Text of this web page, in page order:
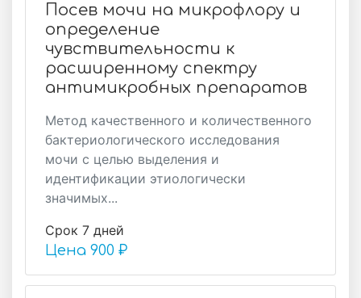
Посев мочи на микрофлору и
определение
чувствительности к
расширенному спектру
антимикробных препаратов
Метод качественного и количественного
бактериологического исследования
мочи с целью выделения и
идентификации этиологически
значимых...
Срок 7 дней
Цена 900 ₽